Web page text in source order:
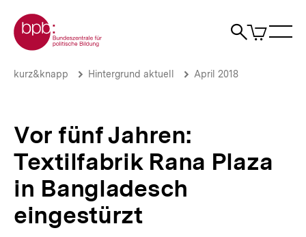
zum
Seiteninhalt
springen
Zur Startseite der bpb
Suche
Artikel
im
Vor
Rana
Plaza
Bangladesch
eingestürzt
Hintergrund
aktuell
Brotkrümelnavigation
Pfadnavigation
kurz&knapp Hintergrund aktuell April 2018
Vor fünf Jahren:
Textilfabrik Rana Plaza
in Bangladesch
eingestürzt